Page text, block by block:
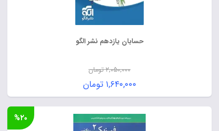
حسابان یازدهم نشر الگو
۲,۰۵۰,۰۰۰تومان
قیمت
اصلی:
۲,۰۵۰,۰۰۰ تومان
بود.
۱,۶۴۰,۰۰۰ تومان
قیمت
فعلی:
۱,۶۴۰,۰۰۰ تومان.
%۲۰